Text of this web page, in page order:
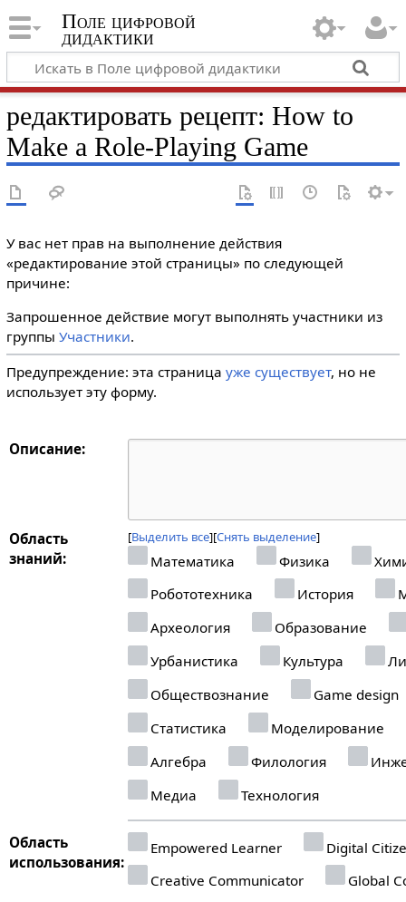
Поле цифровой
дидактики
редактировать рецепт: How to
Make a Role-Playing Game
У вас нет прав на выполнение действия
«редактирование этой страницы» по следующей
причине:
Запрошенное действие могут выполнять участники из
группы Участники.
Предупреждение: эта страница уже существует, но не
использует эту форму.
Описание:
Область
знаний:
Выделить все Снять выделение
Математика Физика
Робототехника
История
Археология
Образование
Урбанистика
Культура
Обществознание
Game design
Статистика
Моделирование
Алгебра
Филология
Медиа
Технология
Область
использования:
Empowered Learner
Digital
Creative Communicator
Global